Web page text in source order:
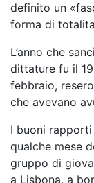
definito un
forma di
L’anno che
dittature fu il
febbraio,
che avevano
I buoni
qualche mese
gruppo di
a Lisbona, a